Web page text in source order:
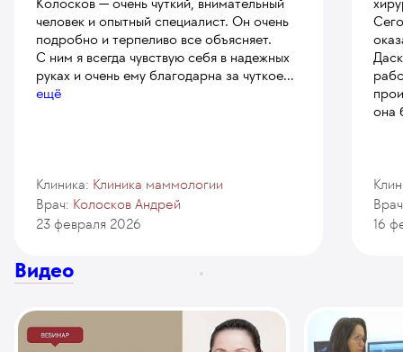
человек и опытный специалист. Он очень
подробно и терпеливо все объясняет.
С ним я всегда чувствую себя в надежных
руках и очень ему благодарна за чуткое...
ещё
Клиника: Клиника маммологии
Врач: Колосков Андрей
23 февраля 2026
она
16
Видео